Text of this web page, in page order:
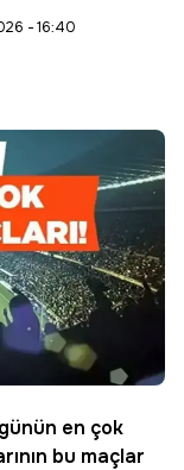
- 16:40
en çok
bu maçlar